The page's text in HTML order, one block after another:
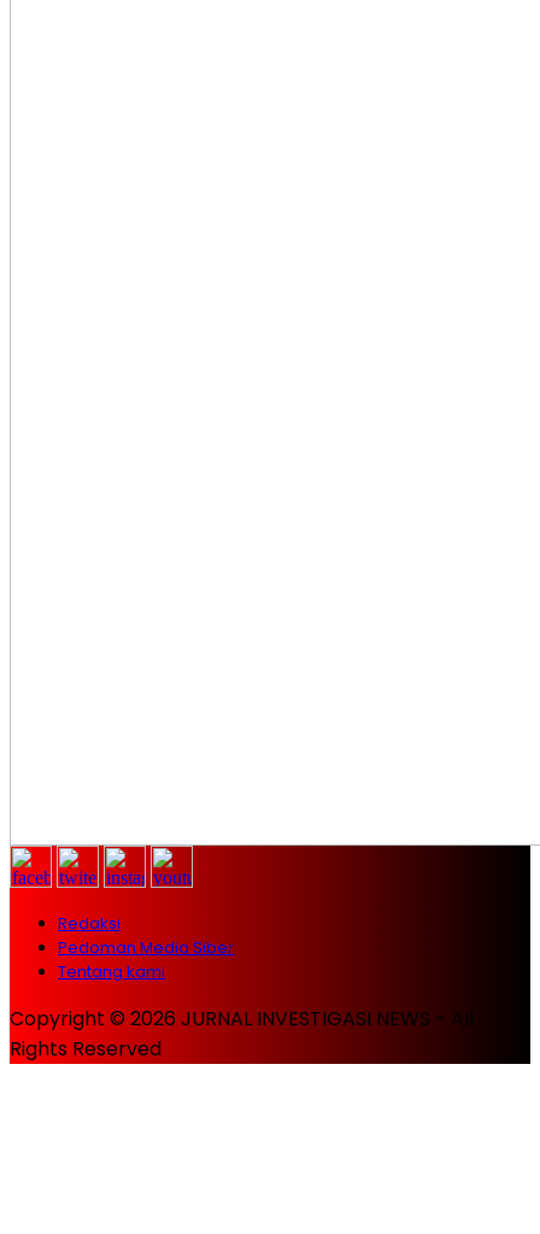
Redaksi
Pedoman Media Siber
Tentang kami
Copyright © 2026 JURNAL INVESTIGASI NEWS - All
Rights Reserved